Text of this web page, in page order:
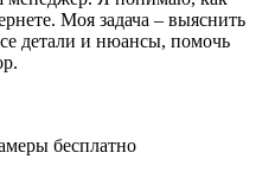
Моя задача – выяснить
детали и нюансы, помочь